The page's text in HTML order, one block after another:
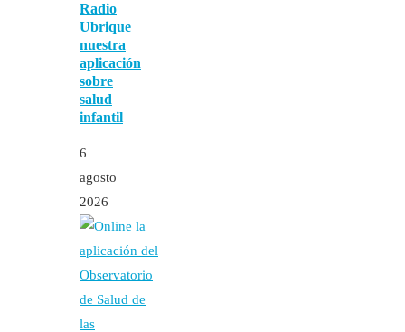
Radio
Ubrique
nuestra
aplicación
sobre
salud
infantil
6
agosto
2026